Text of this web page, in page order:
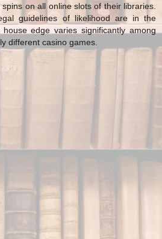
on all online slots of their libraries.
guidelines of likelihood are in the
house edge varies significantly among
different casino games.